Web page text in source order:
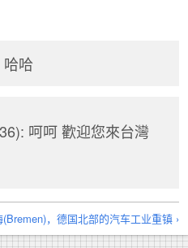
哈
呵呵 歡迎您來台灣
，德国北部的汽车工业重镇 ›